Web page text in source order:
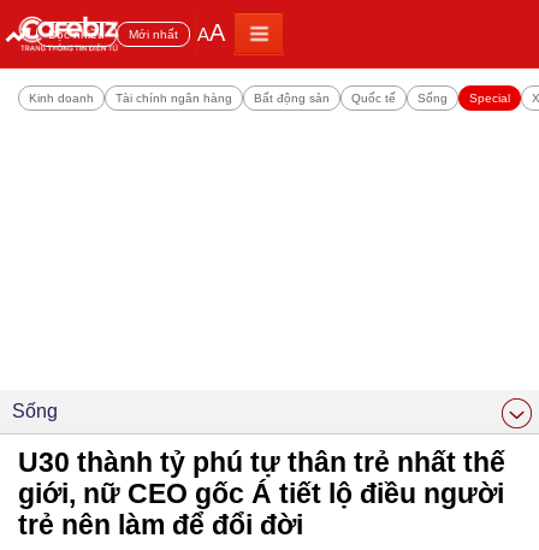
Đọc nhiều Mới nhất AA
Kinh doanh Tài chính ngân hàng Bất động sản Quốc tế Sống Special
Sống
U30 thành tỷ phú tự thân trẻ nhất thế
giới, nữ CEO gốc Á tiết lộ điều người
trẻ nên làm để đổi đời